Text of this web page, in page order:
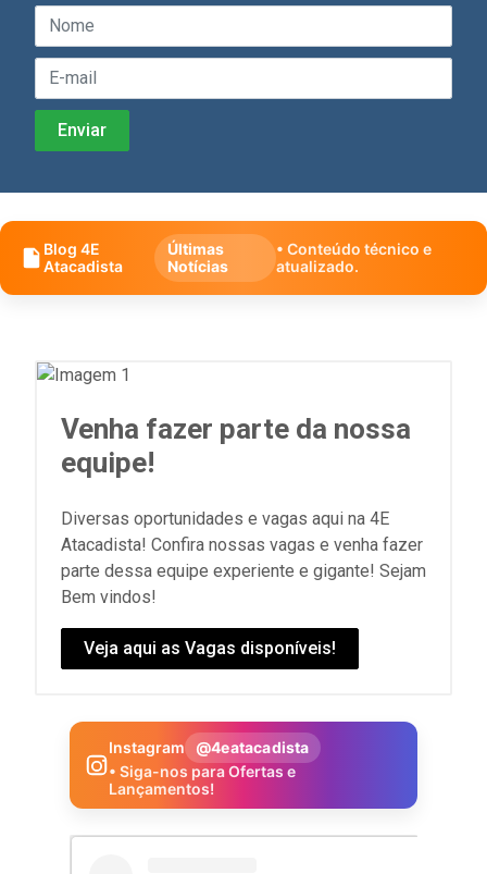
Blog 4E
Atacadista
Últimas
Notícias
• Conteúdo técnico e
atualizado.
Venha fazer parte da nossa
equipe!
Diversas oportunidades e vagas aqui na 4E
Atacadista! Confira nossas vagas e venha fazer
parte dessa equipe experiente e gigante! Sejam
Bem vindos!
Veja aqui as Vagas disponíveis!
Instagram
@4eatacadista
• Siga-nos para Ofertas e
Lançamentos!